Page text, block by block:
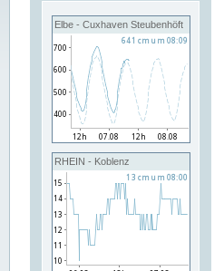
Elbe - Cuxhaven Steubenhöft
RHEIN - Koblenz